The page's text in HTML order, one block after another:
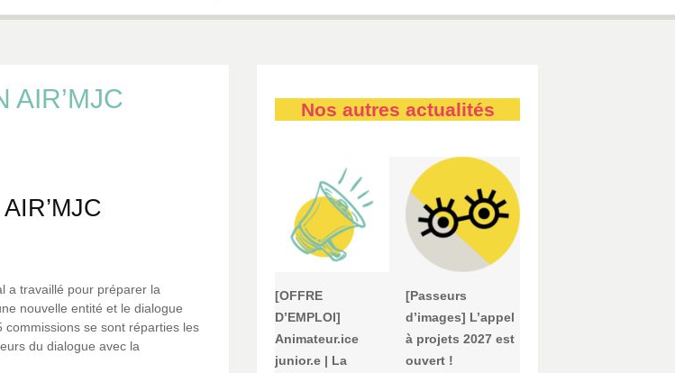
AIR’MJC
a travaillé pour préparer la
nouvelle entité et le dialogue
se sont réparties les
du dialogue avec la
Nos autres actualités
[OFFRE
D’EMPLOI]
Animateur.ice
junior.e | La
[Passeurs
d’images] L’appel
à projets 2027 est
ouvert !